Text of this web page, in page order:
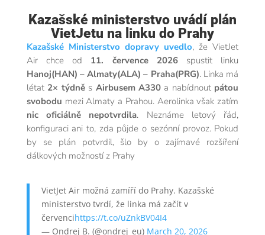
Kazašské ministerstvo uvádí plán
VietJetu na linku do Prahy
Kazašské Ministerstvo dopravy uvedlo, že VietJet
Air chce od 11. července 2026spustit linku
Hanoj(HAN) – Almaty(ALA) – Praha(PRG). Linka má
létat 2× týdněs Airbusem A330a nabídnout pátou
svobodu mezi Almaty a Prahou. Aerolinka však zatím
nic oficiálně nepotvrdila. Neznáme letový řád,
konfiguraci ani to, zda půjde o sezónní provoz. Pokud
by se plán potvrdil, šlo by o zajímavé rozšíření
dálkových možností z Prahy
VietJet Air možná zamíří do Prahy. Kazašské
ministerstvo tvrdí, že linka má začít v
červencihttps://t.co/uZnkBV04I4
— Ondrej B. (@ondrej_eu) March 20, 2026